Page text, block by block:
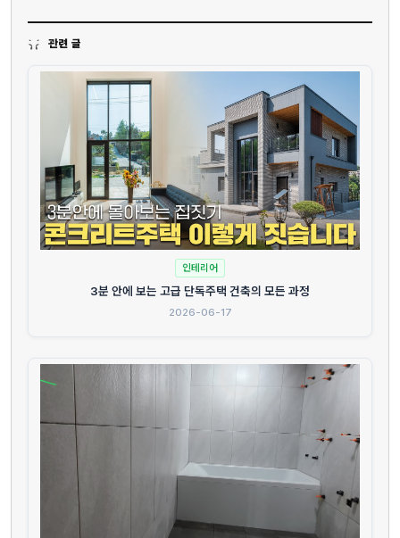
관련 글
인테리어
3분 안에 보는 고급 단독주택 건축의 모든 과정
2026-06-17